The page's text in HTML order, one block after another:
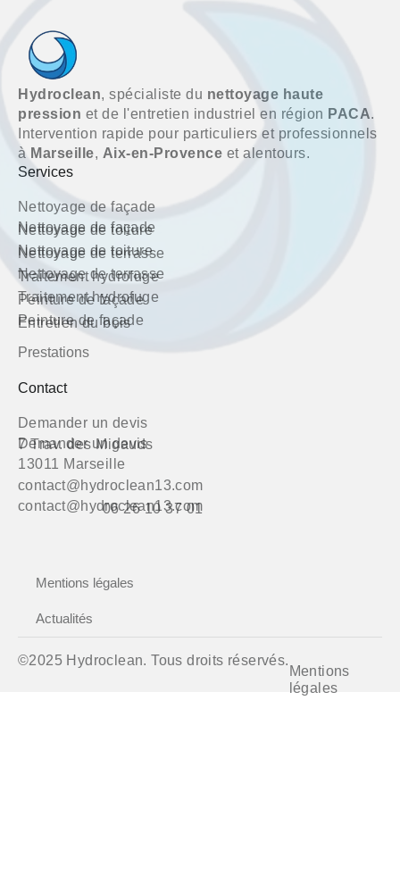
Hydroclean, spécialiste du nettoyage haute
pression et de l'entretien industriel en région PACA.
Intervention rapide pour particuliers et professionnels
à Marseille, Aix-en-Provence et alentours.
Services
Nettoyage de façade
Nettoyage de façade
Nettoyage de toiture
Nettoyage de toiture
Nettoyage de terrasse
Nettoyage de terrasse
Traitement hydrofuge
Traitement hydrofuge
Peinture de façade
Peinture de façade
Entretien du bois
Prestations
Contact
Demander un devis
Demander un devis
7 Trav. des Migauds
13011 Marseille
contact@hydroclean13.com
contact@hydroclean13.com
06 26 10 37 01
Mentions légales
Actualités
©2025 Hydroclean. Tous droits réservés.
Mentions
légales